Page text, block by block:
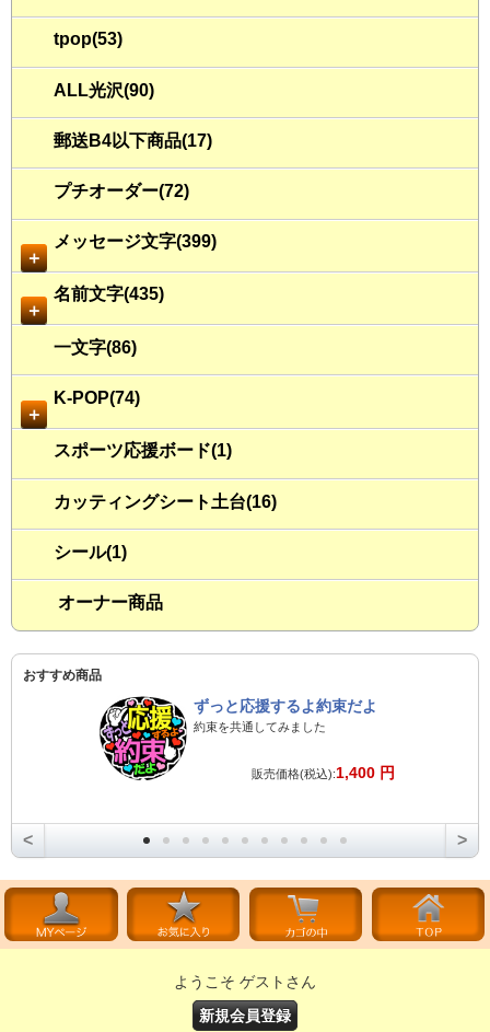
tpop(53)
ALL光沢(90)
郵送B4以下商品(17)
プチオーダー(72)
＋
メッセージ文字(399)
＋
名前文字(435)
一文字(86)
＋
K-POP(74)
スポーツ応援ボード(1)
カッティングシート土台(16)
シール(1)
オーナー商品
おすすめ商品
ずっと応援するよ約束だよ
約束を共通してみました
販売価格(税込):1,400 円
< >
ようこそ ゲストさん
新規会員登録